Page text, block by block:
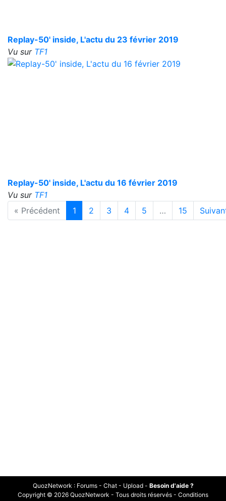
Replay-50' inside, L'actu du 23 février 2019
Vu sur TF1
Replay-50' inside, L'actu du 16 février 2019
Vu sur TF1
« Précédent
1 2 3 4 5 … 15
QuozNetwork : Forums- Chat- Upload- Besoin d'aide ?
Copyright © 2026 QuozNetwork - Tous droits réservés - Conditions